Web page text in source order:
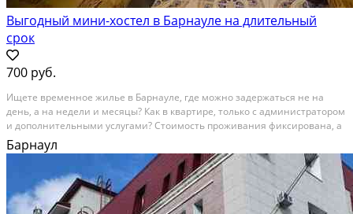
Выгодный мини-хостел в Барнауле на длительный
срок
700 руб.
Ищете временное жилье в Барнауле, где можно задержаться не на
день, а на недели и месяцы? Как в квартире, только с администратором
и дополнительными услугами? Стоимость проживания фиксирована, а
значит неожиданные доплаты исключены. Для хранения ценных
вещей предусмотрены индивидуальные сейфы,...
В аренду; Площадь: 100 м²; Сдает: Собственник; Залог: Без залога
Барнаул